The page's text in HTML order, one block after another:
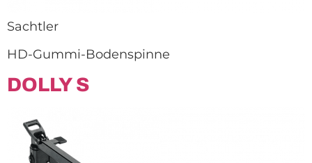
Sachtler
HD-Gummi-Bodenspinne
DOLLY S